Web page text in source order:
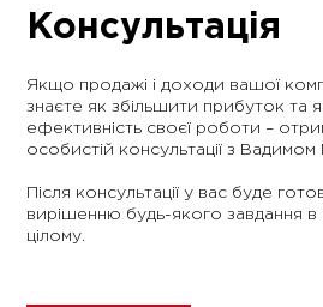
Консультація
Якщо продажі і доходи вашої
знаєте як збільшити прибуток та
ефективність своєї роботи –
особистій консультації з
Після консультації у вас буде
вирішенню будь-якого завдання в
цілому.